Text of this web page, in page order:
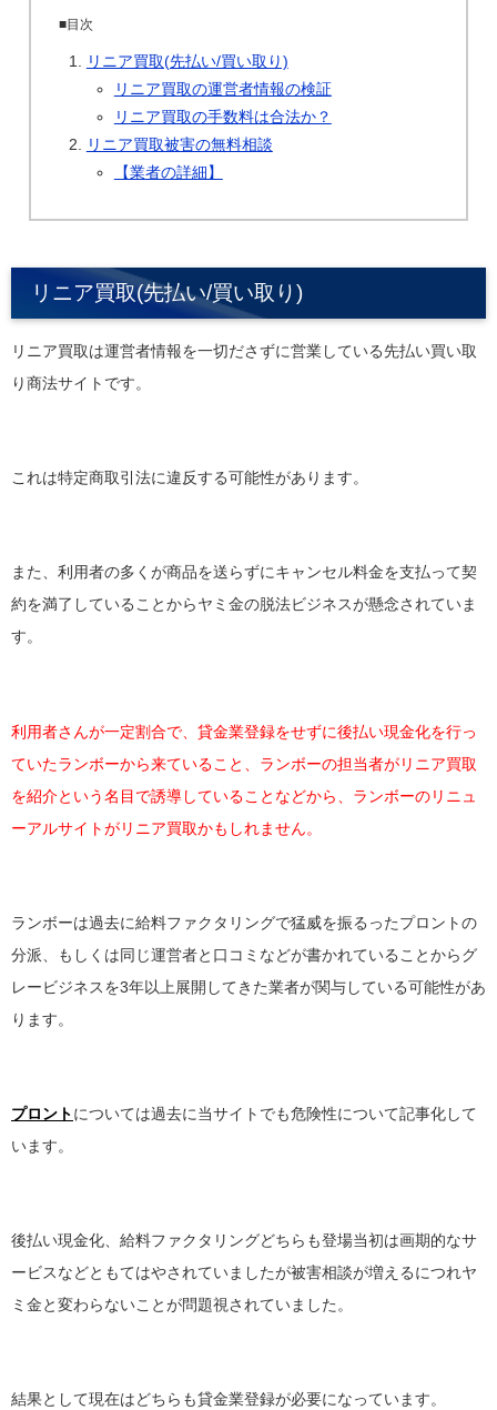
■目次
リニア買取(先払い/買い取り)
リニア買取の運営者情報の検証
リニア買取の手数料は合法か？
リニア買取被害の無料相談
【業者の詳細】
リニア買取(先払い/買い取り)
リニア買取は運営者情報を一切ださずに営業している先払い買い取
り商法サイトです。
これは特定商取引法に違反する可能性があります。
また、利用者の多くが商品を送らずにキャンセル料金を支払って契
約を満了していることからヤミ金の脱法ビジネスが懸念されていま
す。
利用者さんが一定割合で、貸金業登録をせずに後払い現金化を行っ
ていたランボーから来ていること、ランボーの担当者がリニア買取
を紹介という名目で誘導していることなどから、ランボーのリニュ
ーアルサイトがリニア買取かもしれません。
ランボーは過去に給料ファクタリングで猛威を振るったプロントの
分派、もしくは同じ運営者と口コミなどが書かれていることからグ
レービジネスを3年以上展開してきた業者が関与している可能性があ
ります。
プロント については過去に当サイトでも危険性について記事化して
います。
後払い現金化、給料ファクタリングどちらも登場当初は画期的なサ
ービスなどともてはやされていましたが被害相談が増えるにつれヤ
ミ金と変わらないことが問題視されていました。
結果として現在はどちらも貸金業登録が必要になっています。